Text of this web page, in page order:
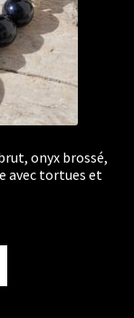
onyx brossé,
avec tortues et